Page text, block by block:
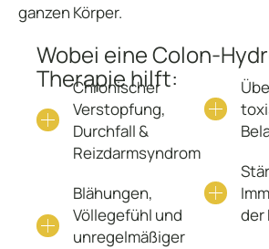
ganzen Körper.
Wobei eine Colon-
Therapie hilft:
Chronischer
Verstopfung,
Durchfall &
Reizdarmsyndrom
Blähungen,
Völlegefühl und
unregelmäßiger
der